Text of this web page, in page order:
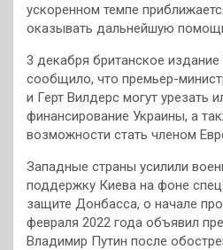
ускоренном темпе
оказывать дальнейшую
3 декабря британское
сообщило, что премьер-
и Герт Вилдерс могут урезать
финансирование Украины, а
возможности стать членом
Западные страны усилили
поддержку Киева на фоне
защите Донбасса, о начале
февраля 2022 года объявил
Владимир Путин после